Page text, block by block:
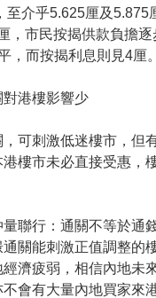
至介乎5.625厘及5.875
，市民按揭供款負擔
，而按揭利息則見4厘。
港樓影響少
可刺激低迷樓市，但
樓市未必直接受惠，
量聯行：通關不等於通
關能刺激正值調整的
濟疲弱，相信內地未
會有大量內地買家來